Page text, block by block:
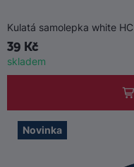
Kulatá samolepka white
39 Kč
skladem
Novinka